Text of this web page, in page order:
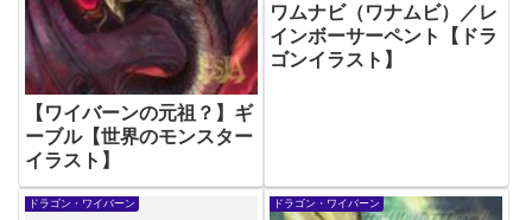
【ワイバーンの元祖？】ギ
ーブル【世界のモンスター
イラスト】
ワムナビ（ワナムビ）／レ
インボーサーペント【ドラ
ゴンイラスト】
ドラゴン・ワイバーン ドラゴン・ワイバーン